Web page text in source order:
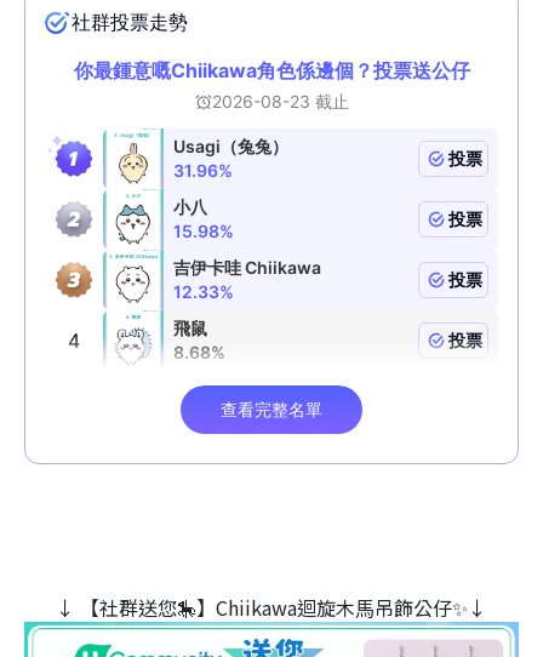
↓ 【社群送您🎠】Chiikawa迴旋木⾺吊飾公仔✨↓